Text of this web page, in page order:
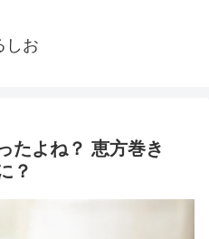
しお
たよね？ 恵方巻き
？